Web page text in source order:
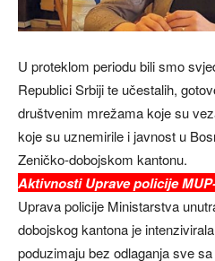
U proteklom periodu bili smo
Republici Srbiji te učestalih,
društvenim mrežama koje su
koje su uznemirile i javnost u
Zeničko-dobojskom kantonu.
Aktivnosti Uprave policije
Uprava policije Ministarstva
dobojskog kantona je
poduzimaju bez odlaganja sve